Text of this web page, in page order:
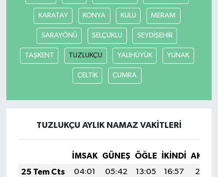
KARATAY KONYA KULU MERAM
SARAYÖNÜ SELÇUKLU SEYDİŞEHİR
TAŞKENT TUZLUKÇU YALIHÜYÜK YUNAK
ÇELTİK ÇUMRA
TUZLUKÇU AYLIK NAMAZ VAKITLERI
İMSAK GÜNEŞ ÖĞLE İKINDI
25 Tem Cts
04:01 05:42 13:05 16:57
20:18